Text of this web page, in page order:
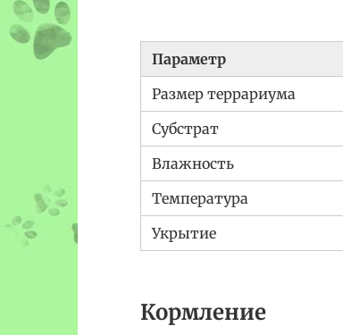
Параметр
Размер террариума
Субстрат
Влажность
Температура
Укрытие
Кормление